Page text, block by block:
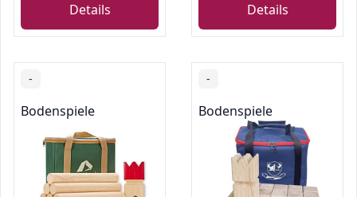
Details Details
-
Bodenspiele
-
Bodenspiele